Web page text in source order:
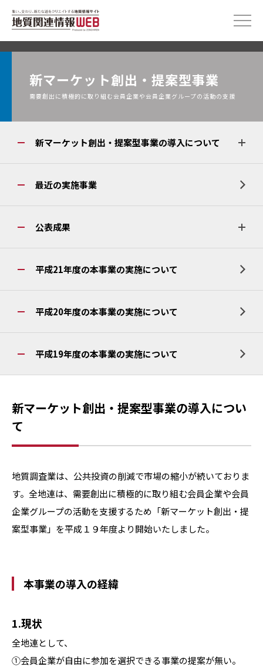
新マーケット創出・提案型事業
需要創出に積極的に取り組む会員企業や会員企業グループの活動の支援
新マーケット創出・提案型事業の導入について
最近の実施事業
公表成果
平成21年度の本事業の実施について
平成20年度の本事業の実施について
平成19年度の本事業の実施について
新マーケット創出・提案型事業の導入につい
て
地質調査業は、公共投資の削減で市場の縮小が続いておりま
す。全地連は、需要創出に積極的に取り組む会員企業や会員
企業グループの活動を支援するため「新マーケット創出・提
案型事業」を平成１９年度より開始いたしました。
本事業の導入の経緯
1.現状
全地連として、
①会員企業が自由に参加を選択できる事業の提案が無い。